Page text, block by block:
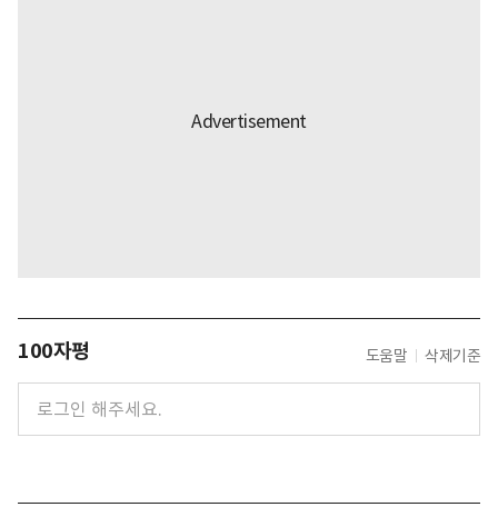
100자평 도움말 삭제기준